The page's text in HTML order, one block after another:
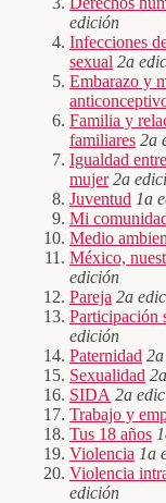
edición
Infecciones
sexual 2a
Embarazo y
Familia y
familiares 2a
Igualdad
mujer2a
Juventud 1a
Mi
Medio
México,
edición
Pareja 2a
Participación
edición
Paternidad
Sexualidad
SIDA 2a
Trabajo y
Tus 18 años
Violencia 1a
Violencia
edición